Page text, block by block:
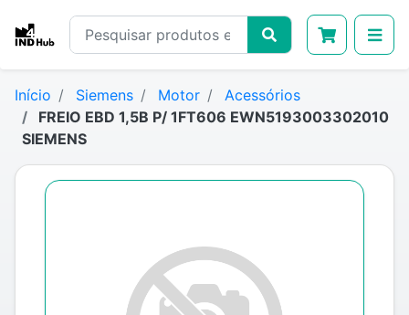
Início Siemens Motor
Acessórios
FREIO EBD 1,5B P/ 1FT606 EWN5193003302010
SIEMENS